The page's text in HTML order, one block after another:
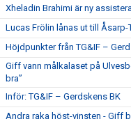
Xheladin Brahimi är ny
Lucas Frölin lånas ut till Åsarp-
Höjdpunkter från TG&IF –
Giff vann målkalaset på
bra”
Inför: TG&IF – Gerdskens BK
Andra raka höst-vinsten - Giff